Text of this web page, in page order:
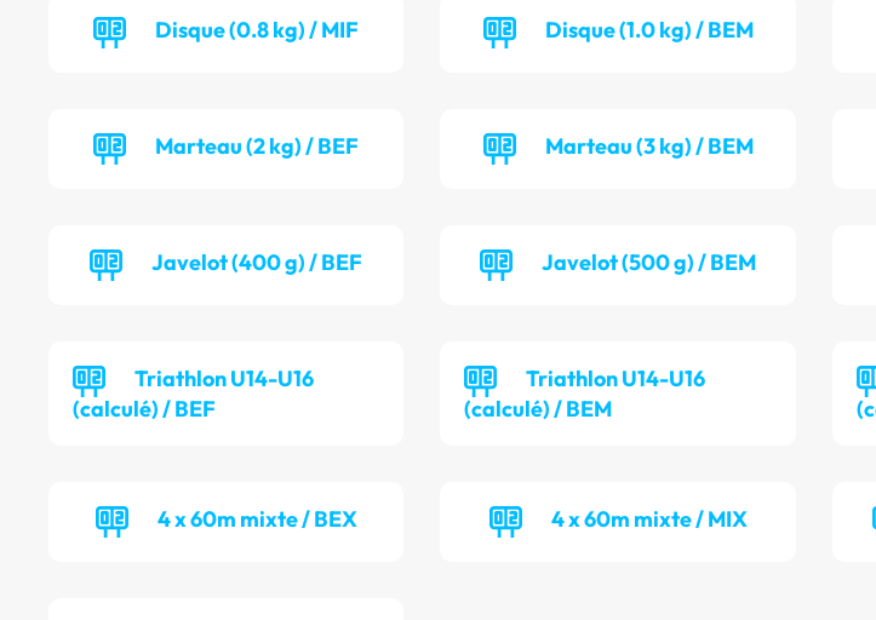
Disque (0.8 kg) / MIF Disque (1.0 kg) / BEM
Marteau (2 kg) / BEF Marteau (3 kg) / BEM
Javelot (400 g) / BEF Javelot (500 g) / BEM
Triathlon U14-U16
(calculé) / BEF
Triathlon U14-U16
(calculé) / BEM
4 x 60m mixte / BEX 4 x 60m mixte / MIX